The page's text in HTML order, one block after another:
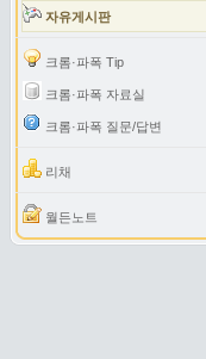
자유게시판
크롬·파폭 Tip
크롬·파폭 자료실
크롬·파폭 질문/답변
리채
월든노트